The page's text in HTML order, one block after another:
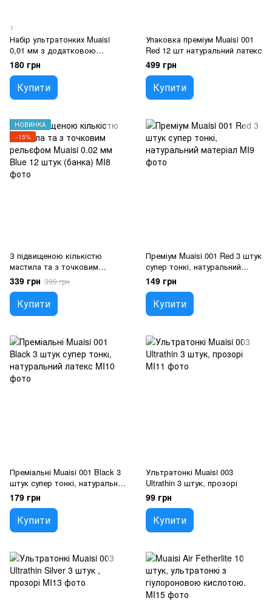
1
Набір ультратонких Muaisi
0,01 мм з додатковою
смазкою, White 10 Шт
180 грн
Купити
Упаковка преміум Muaisi 001
Red 12 шт натуральний латекс
499 грн
Купити
НОВИНКА
−15%
З підвищеною кількістю
мастила та з точковим
рельєфом Muaisi 0.02 мм Blue
12 штук (банка)
339 грн 399 грн
Купити
Преміум Muaisi 001 Red 3 штук
супер тонкі, натуральний
матеріал
149 грн
Купити
Преміальні Muaisi 001 Black 3
штук супер тонкі, натуральний
латекс
179 грн
Купити
Ультратонкі Muaisi 003
Ultrathin 3 штук, прозорі
99 грн
Купити